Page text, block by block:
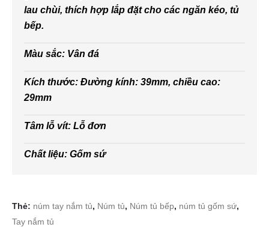
lau chùi, thích hợp lắp đặt cho các ngăn kéo, tủ
bếp.
Màu sắc: Vân đá
Kích thước: Đường kính: 39mm, chiều cao:
29mm
Tâm lỗ vít: Lỗ đơn
Chất liệu: Gốm sứ
Thẻ: núm tay nắm tủ, Núm tủ, Núm tủ bếp, núm tủ gốm sứ,
Tay nắm tủ